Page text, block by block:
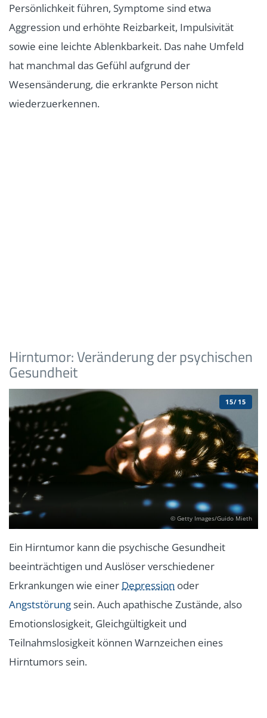
Persönlichkeit führen, Symptome sind etwa
Aggression und erhöhte Reizbarkeit, Impulsivität
sowie eine leichte Ablenkbarkeit. Das nahe Umfeld
hat manchmal das Gefühl aufgrund der
Wesensänderung, die erkrankte Person nicht
wiederzuerkennen.
Hirntumor: Veränderung der psychischen
Gesundheit
© Getty Images/Guido Mieth
15/15
Ein Hirntumor kann die psychische Gesundheit
beeinträchtigen und Auslöser verschiedener
Erkrankungen wie einer Depression oder
Angststörung sein. Auch apathische Zustände, also
Emotionslosigkeit, Gleichgültigkeit und
Teilnahmslosigkeit können Warnzeichen eines
Hirntumors sein.